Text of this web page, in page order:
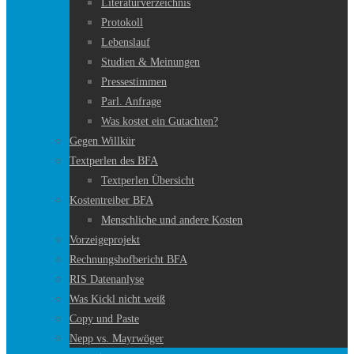
Literaturverzeichnis
Protokoll
Lebenslauf
Studien & Meinungen
Pressestimmen
Parl. Anfrage
Was kostet ein Gutachten?
Gegen Willkür
Textperlen des BFA
Textperlen Übersicht
Kostentreiber BFA
Menschliche und andere Kosten
Vorzeigeprojekt
Rechnungshofbericht BFA
RIS Datenanlyse
Was Kickl nicht weiß
Copy und Paste
Nepp vs. Mayrwöger